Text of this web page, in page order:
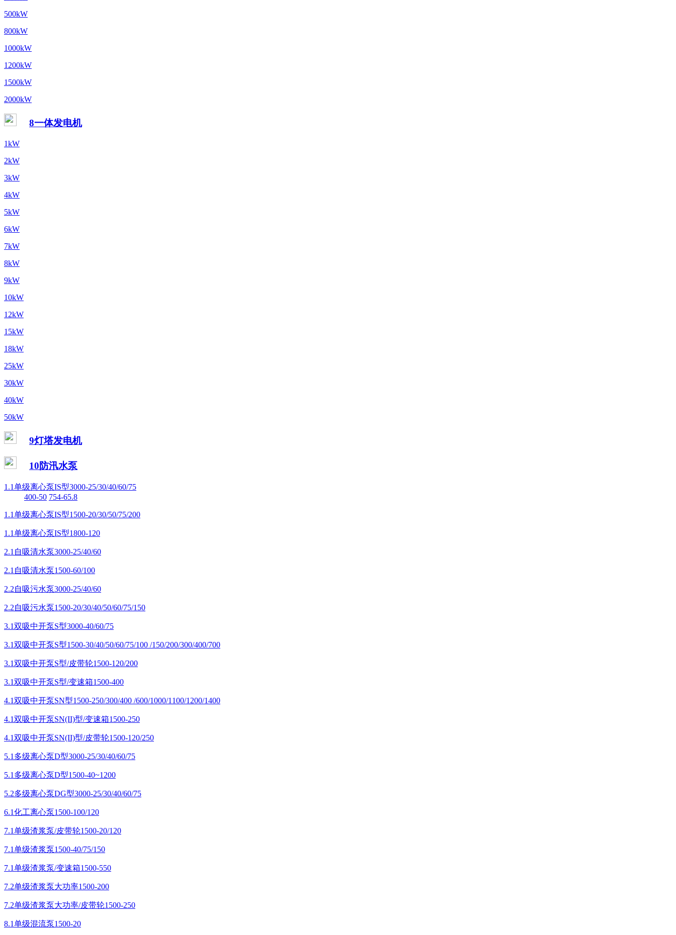
500kW
800kW
1000kW
1200kW
1500kW
2000kW
8一体发电机
1kW
2kW
3kW
4kW
5kW
6kW
7kW
8kW
9kW
10kW
12kW
15kW
18kW
25kW
30kW
40kW
50kW
9灯塔发电机
10防汛水泵
1.1单级离心泵IS型3000-25/30/40/60/75
400-50 754-65.8
1.1单级离心泵IS型1500-20/30/50/75/200
1.1单级离心泵IS型1800-120
2.1自吸清水泵3000-25/40/60
2.1自吸清水泵1500-60/100
2.2自吸污水泵3000-25/40/60
2.2自吸污水泵1500-20/30/40/50/60/75/150
3.1双吸中开泵S型3000-40/60/75
3.1双吸中开泵S型1500-30/40/50/60/75/100 /150/200/300/400/700
3.1双吸中开泵S型/皮带轮1500-120/200
3.1双吸中开泵S型/变速箱1500-400
4.1双吸中开泵SN型1500-250/300/400 /600/1000/1100/1200/1400
4.1双吸中开泵SN(II)型/变速箱1500-250
4.1双吸中开泵SN(II)型/皮带轮1500-120/250
5.1多级离心泵D型3000-25/30/40/60/75
5.1多级离心泵D型1500-40~1200
5.2多级离心泵DG型3000-25/30/40/60/75
6.1化工离心泵1500-100/120
7.1单级渣浆泵/皮带轮1500-20/120
7.1单级渣浆泵1500-40/75/150
7.1单级渣浆泵/变速箱1500-550
7.2单级渣浆泵大功率1500-200
7.2单级渣浆泵大功率/皮带轮1500-250
8.1单级混流泵1500-20